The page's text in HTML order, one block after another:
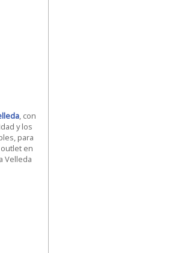
, con
y los
para
en
Velleda